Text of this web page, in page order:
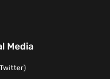
Media